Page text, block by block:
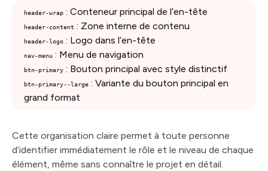
header-wrap : Conteneur principal de l’en-tête
header-content : Zone interne de contenu
header-logo : Logo dans l’en-tête
nav-menu : Menu de navigation
btn-primary : Bouton principal avec style distinctif
btn-primary--large : Variante du bouton principal en
grand format
Cette organisation claire permet à toute personne
d’identifier immédiatement le rôle et le niveau de chaque
élément, même sans connaître le projet en détail.